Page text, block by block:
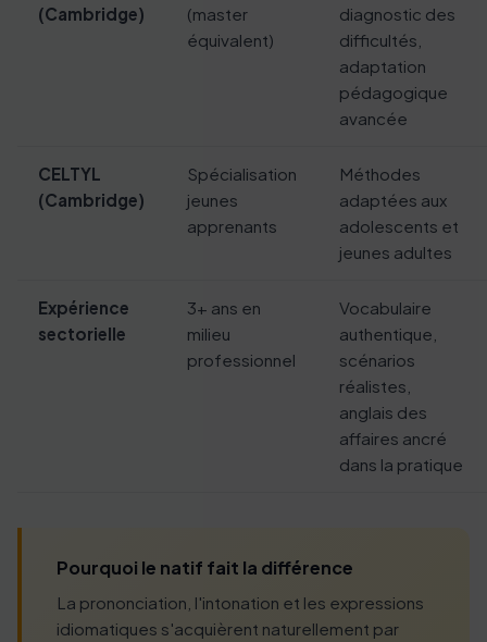
(Cambridge)
(master
équivalent)
diagnostic des
difficultés,
adaptation
pédagogique
avancée
CELTYL
(Cambridge)
Spécialisation
jeunes
apprenants
Méthodes
adaptées aux
adolescents et
jeunes adultes
Expérience
sectorielle
3+ ans en
milieu
professionnel
Vocabulaire
authentique,
scénarios
réalistes,
anglais des
affaires ancré
dans la pratique
Pourquoi le natif fait la différence
La prononciation, l'intonation et les expressions
idiomatiques s'acquièrent naturellement par